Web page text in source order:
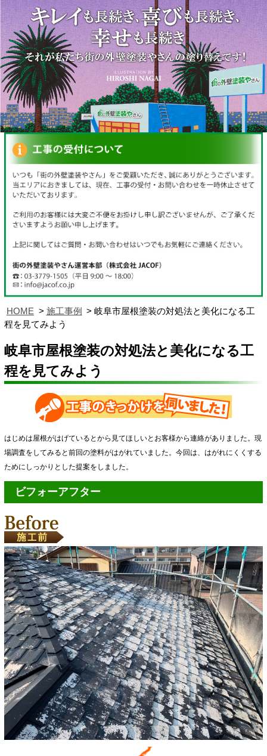
HOME 施工事例
岐阜市屋根塗装の対処法と美化になる工
程を見てみよう
岐阜市屋根塗装の対処法と美化になる工
程を見てみよう
はじめは屋根がはげているとから見てほしいとお客様から連絡がありました。現
場調査をしてみると前回の塗料がはがれていました。今回は、はがれにくくする
ためにしっかりとした提案をしました。
ビフォーアフター